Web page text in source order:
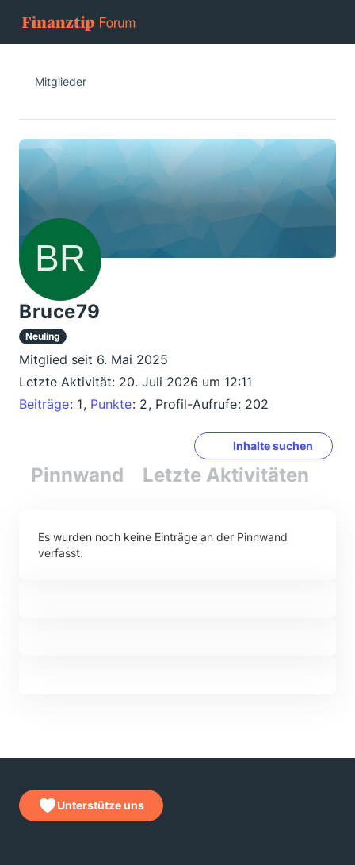
Mitglieder
Bruce79
Neuling
Mitglied seit 6. Mai 2025
Letzte Aktivität: 20. Juli 2026 um 12:11
Beiträge 1 Punkte 2 Profil-Aufrufe 202
Inhalte suchen
Pinnwand Letzte Aktivitäten
Es wurden noch keine Einträge an der Pinnwand
verfasst.
Unterstütze uns